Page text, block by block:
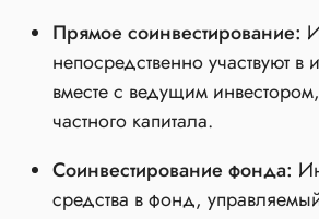
Прямое соинвестирование:
непосредственно участвуют в
вместе с ведущим
частного капитала.
Соинвестирование фонда:
средства в фонд,